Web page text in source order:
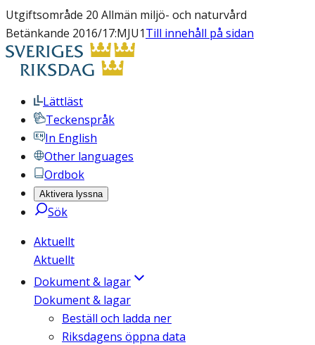
Utgiftsområde 20 Allmän miljö- och naturvård
Betänkande 2016/17:MJU1Till innehåll på sidan
Lättläst
Teckenspråk
In English
Other languages
Ordbok
Aktivera lyssna
Sök
Aktuellt
Aktuellt
Dokument & lagar
Dokument & lagar
Beställ och ladda ner
Riksdagens öppna data